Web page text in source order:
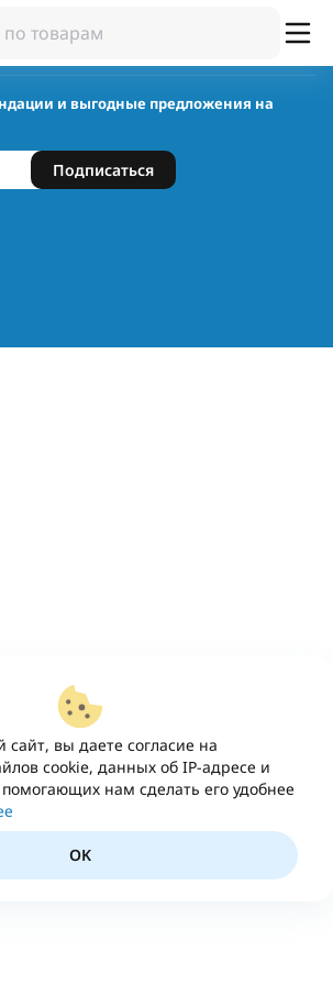
вы даете согласие на
cookie, данных об IP-адресе и
нам сделать его удобнее
OK
и выгодные предложения на
Подписаться